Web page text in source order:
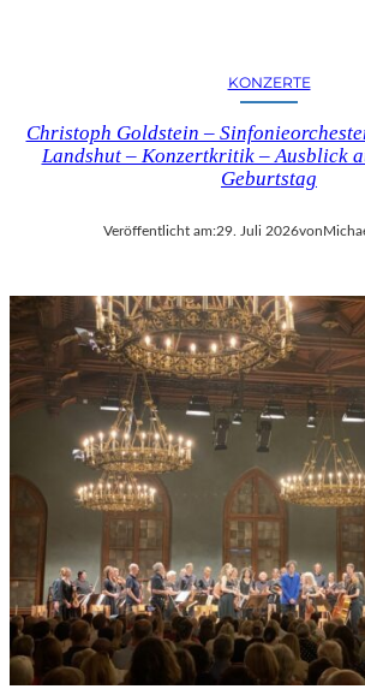
KONZERTE
Christoph Goldstein –
Landshut – Konzertkritik – Ausblick
Geburtstag
Veröffentlicht am:29. Juli 2026von